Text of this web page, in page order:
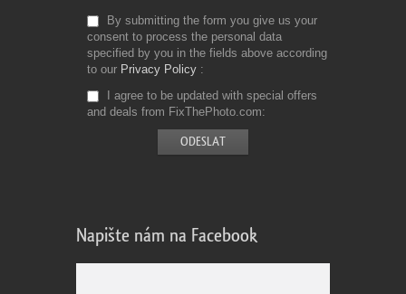
By submitting the form you give us your
consent to process the personal data
specified by you in the fields above according
to our Privacy Policy
I agree to be updated with special offers
and deals from FixThePhoto.com
Napište nám na Facebook